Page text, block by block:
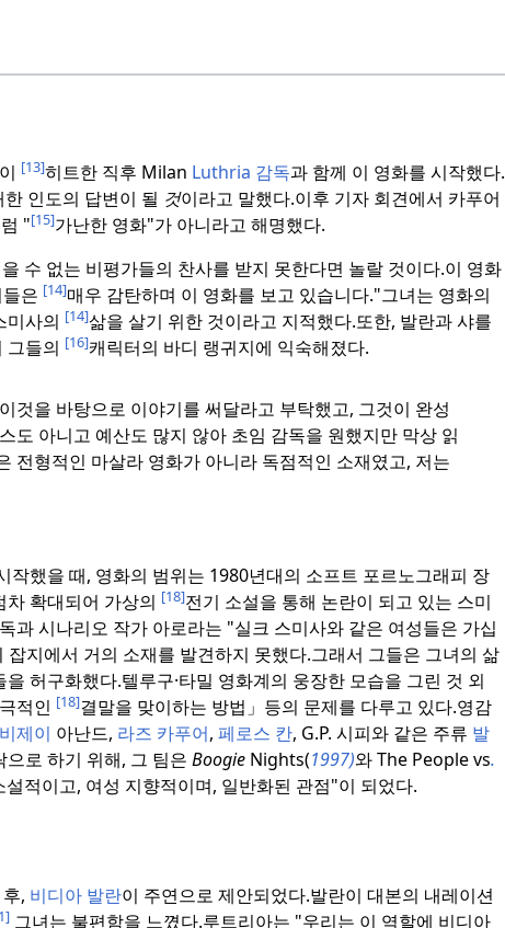
이 [13]히트한 직후 Milan Luthria 감독과 함께 이 영화를 시작했다.
한 인도의 답변이 될 것이라고 말했다.이후 기자 회견에서 카푸어
"[15]가난한 영화"가 아니라고 해명했다.
수 없는 비평가들의 찬사를 받지 못한다면 놀랄 것이다.이 영화
은 [14]매우 감탄하며 이 영화를 보고 있습니다."그녀는 영화의
미사의 [14]삶을 살기 위한 것이라고 지적했다.또한, 발란과 샤를
그들의 [16]캐릭터의 바디 랭귀지에 익숙해졌다.
것을 바탕으로 이야기를 써달라고 부탁했고, 그것이 완성
도 아니고 예산도 많지 않아 초임 감독을 원했지만 막상 읽
전형적인 마살라 영화가 아니라 독점적인 소재였고, 저는
했을 때, 영화의 범위는 1980년대의 소프트 포르노그래피 장
확대되어 가상의 [18]전기 소설을 통해 논란이 되고 있는 스미
과 시나리오 작가 아로라는 "실크 스미사와 같은 여성들은 가십
지에서 거의 소재를 발견하지 못했다.그래서 그들은 그녀의 삶
을 허구화했다.텔루구·타밀 영화계의 웅장한 모습을 그린 것 외
적인 [18]결말을 맞이하는 방법」등의 문제를 다루고 있다.영감
비제이 아난드, 라즈 카푸어, 페로스 칸, G.P. 시피와 같은 주류 발
로 하기 위해, 그 팀은 Boogie Nights(1997)와 The People vs.
적이고, 여성 지향적이며, 일반화된 관점"이 되었다.
, 비디아 발란이 주연으로 제안되었다.발란이 대본의 내레이션
그녀는 불편함을 느꼈다.루트리아는 "우리는 이 역할에 비디아